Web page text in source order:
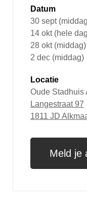
Datum
30 sept
14 okt (hele
28 okt (middag)
2 dec (middag)
Locatie
Oude Stadhuis
Langestraat 97
1811 JD
Meld je